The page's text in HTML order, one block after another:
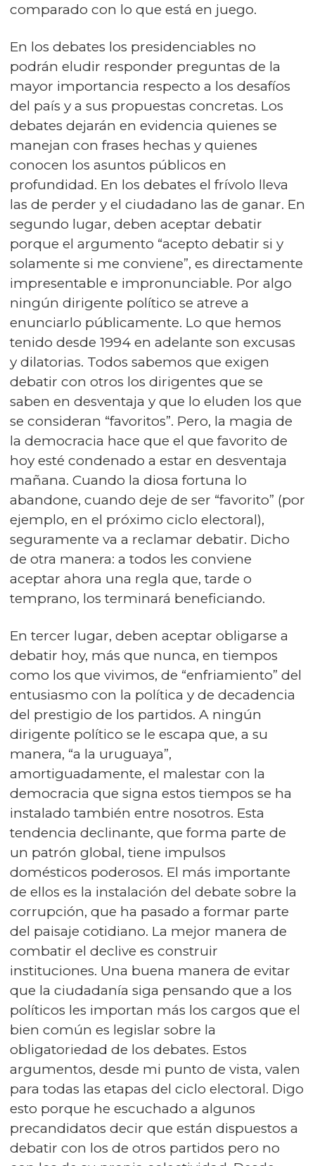
comparado con lo que está en juego.
En los debates los presidenciables no
podrán eludir responder preguntas de la
mayor importancia respecto a los desafíos
del país y a sus propuestas concretas. Los
debates dejarán en evidencia quienes se
manejan con frases hechas y quienes
conocen los asuntos públicos en
profundidad. En los debates el frívolo lleva
las de perder y el ciudadano las de ganar. En
segundo lugar, deben aceptar debatir
porque el argumento “acepto debatir si y
solamente si me conviene”, es directamente
impresentable e impronunciable. Por algo
ningún dirigente político se atreve a
enunciarlo públicamente. Lo que hemos
tenido desde 1994 en adelante son excusas
y dilatorias. Todos sabemos que exigen
debatir con otros los dirigentes que se
saben en desventaja y que lo eluden los que
se consideran “favoritos”. Pero, la magia de
la democracia hace que el que favorito de
hoy esté condenado a estar en desventaja
mañana. Cuando la diosa fortuna lo
abandone, cuando deje de ser “favorito” (por
ejemplo, en el próximo ciclo electoral),
seguramente va a reclamar debatir. Dicho
de otra manera: a todos les conviene
aceptar ahora una regla que, tarde o
temprano, los terminará beneficiando.
En tercer lugar, deben aceptar obligarse a
debatir hoy, más que nunca, en tiempos
como los que vivimos, de “enfriamiento” del
entusiasmo con la política y de decadencia
del prestigio de los partidos. A ningún
dirigente político se le escapa que, a su
manera, “a la uruguaya”,
amortiguadamente, el malestar con la
democracia que signa estos tiempos se ha
instalado también entre nosotros. Esta
tendencia declinante, que forma parte de
un patrón global, tiene impulsos
domésticos poderosos. El más importante
de ellos es la instalación del debate sobre la
corrupción, que ha pasado a formar parte
del paisaje cotidiano. La mejor manera de
combatir el declive es construir
instituciones. Una buena manera de evitar
que la ciudadanía siga pensando que a los
políticos les importan más los cargos que el
bien común es legislar sobre la
obligatoriedad de los debates. Estos
argumentos, desde mi punto de vista, valen
para todas las etapas del ciclo electoral. Digo
esto porque he escuchado a algunos
precandidatos decir que están dispuestos a
debatir con los de otros partidos pero no